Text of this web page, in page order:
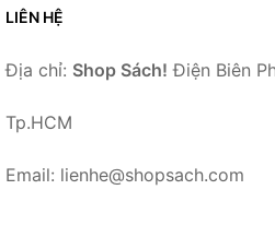
LIÊN HỆ
Địa chỉ: Shop Sách! Điện Biên
Tp.HCM
Email: lienhe@shopsach.com